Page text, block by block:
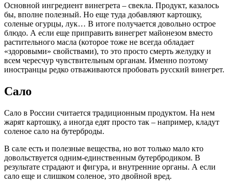
Основной ингредиент винегрета – свекла. Продукт, казалось
бы, вполне полезный. Но еще туда добавляют картошку,
соленые огурцы, лук… В итоге получается довольно острое
блюдо. А если еще приправить винегрет майонезом вместо
растительного масла (которое тоже не всегда обладает
«здоровыми» свойствами), то это просто смерть желудку и
всем чересчур чувствительным органам. Именно поэтому
иностранцы редко отваживаются пробовать русский винегрет.
Сало
Сало в России считается традиционным продуктом. На нем
жарят картошку, а иногда едят просто так – например, кладут
соленое сало на бутерброды.
В сале есть и полезные вещества, но вот только мало кто
довольствуется одним-единственным бутербродиком. В
результате страдают и фигура, и внутренние органы. А если
сало еще и слишком соленое, это двойной вред.